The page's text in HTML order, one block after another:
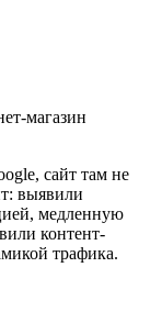
магазин
сайт там не
выявили
медленную
контент-
трафика.